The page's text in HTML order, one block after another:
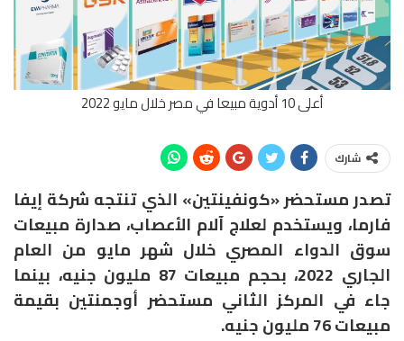
أعلى 10 أدوية مبيعا في مصر خلال مايو 2022
شارك
تصدر مستحضر «كونفينتين» الذي تنتجه شركة إيفا
فارما، ويستخدم لعلاج آلام الأعصاب، صدارة مبيعات
سوق الدواء المصري خلال شهر مايو من العام
الجاري 2022، بحجم مبيعات 87 مليون جنيه، بينما
جاء في المركز الثاني مستحضر أوجمنتين بقيمة
مبيعات 76 مليون جنيه.